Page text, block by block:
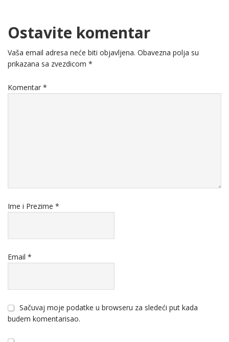
Ostavite komentar
Vaša email adresa neće biti objavljena. Obavezna polja su
prikazana sa zvezdicom *
Komentar *
Ime i Prezime *
Email *
Sačuvaj moje podatke u browseru za sledeći put kada
budem komentarisao.